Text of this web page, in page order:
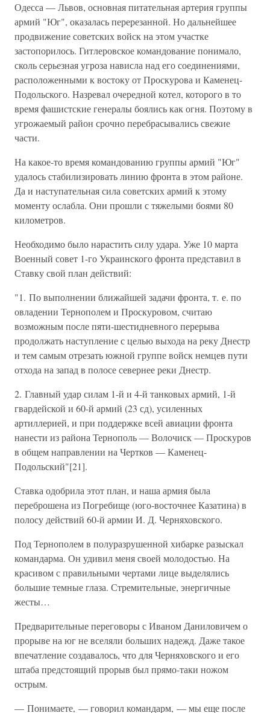
Одесса — Львов, основная питательная артерия группы
армий "Юг", оказалась перерезанной. Но дальнейшее
продвижение советских войск на этом участке
застопорилось. Гитлеровское командование понимало,
сколь серьезная угроза нависла над его соединениями,
расположенными к востоку от Проскурова и Каменец-
Подольского. Назревал очередной котел, которого в то
время фашистские генералы боялись как огня. Поэтому в
угрожаемый район срочно перебрасывались свежие
части.
На какое-то время командованию группы армий "Юг"
удалось стабилизировать линию фронта в этом районе.
Да и наступательная сила советских армий к этому
моменту ослабла. Они прошли с тяжелыми боями 80
километров.
Необходимо было нарастить силу удара. Уже 10 марта
Военный совет 1-го Украинского фронта представил в
Ставку свой план действий:
"1. По выполнении ближайшей задачи фронта, т. е. по
овладении Тернополем и Проскуровом, считаю
возможным после пяти-шестидневного перерыва
продолжать наступление с целью выхода на реку Днестр
и тем самым отрезать южной группе войск немцев пути
отхода на запад в полосе севернее реки Днестр.
2. Главный удар силам 1-й и 4-й танковых армий, 1-й
гвардейской и 60-й армий (23 сд), усиленных
артиллерией, и при поддержке всей авиации фронта
нанести из района Тернополь — Волочиск — Проскуров
в общем направлении на Чертков — Каменец-
Подольский"[21].
Ставка одобрила этот план, и наша армия была
переброшена из Погребище (юго-восточнее Казатина) в
полосу действий 60-й армии И. Д. Черняховского.
Под Тернополем в полуразрушенной хибарке разыскал
командарма. Он удивил меня своей молодостью. На
красивом с правильными чертами лице выделялись
большие темные глаза. Стремительные, энергичные
жесты…
Предварительные переговоры с Иваном Даниловичем о
прорыве на юг не вселяли больших надежд. Даже такое
впечатление создавалось, что для Черняховского и его
штаба предстоящий прорыв был прямо-таки ножом
острым.
— Понимаете, — говорил командарм, — мы еще после